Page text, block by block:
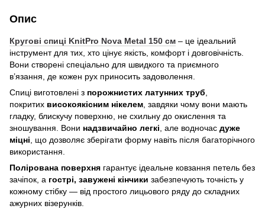
Опис
Кругові спиці KnitPro Nova Metal 150 см – це ідеальний
інструмент для тих, хто цінує якість, комфорт і довговічність.
Вони створені спеціально для швидкого та приємного
в’язання, де кожен рух приносить задоволення.
Спиці виготовлені з порожнистих латунних труб
покритих високоякісним нікелем , завдяки чому вони мають
гладку, блискучу поверхню, не схильну до окислення та
зношування. Вони надзвичайно легкі , але водночас дуже
міцні , що дозволяє зберігати форму навіть після багаторічного
використання.
Полірована поверхня гарантує ідеальне ковзання петель без
зачіпок, а гострі, завужені кінчики забезпечують точність у
кожному стібку — від простого лицьового ряду до складних
ажурних візерунків.